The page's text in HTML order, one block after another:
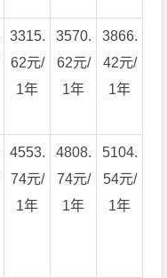
3315.
62元/
1年
3570.
62元/
1年
3866.
42元/
1年
4553.
74元/
1年
4808.
74元/
1年
5104.
54元/
1年